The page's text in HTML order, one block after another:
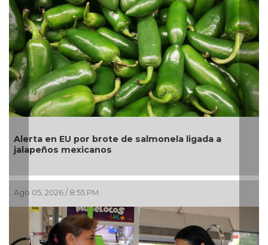
Alerta en EU por brote de salmonela ligada a
jalapeños mexicanos
Ago 05, 2026 / 8:55 PM